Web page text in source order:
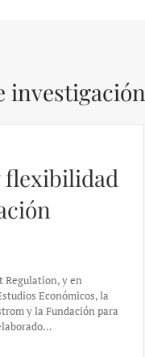
investigación
flexibilidad
Regulation, y en
Económicos, la
y la Fundación para